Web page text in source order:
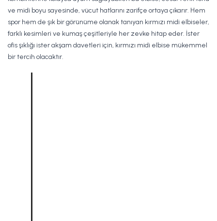
ve midi boyu sayesinde, vücut hatlarını zarifçe ortaya çıkarır. Hem
spor hem de şık bir görünüme olanak tanıyan kırmızı midi elbiseler,
farklı kesimleri ve kumaş çeşitleriyle her zevke hitap eder. İster
ofis şıklığı ister akşam davetleri için, kırmızı midi elbise mükemmel
bir tercih olacaktır.